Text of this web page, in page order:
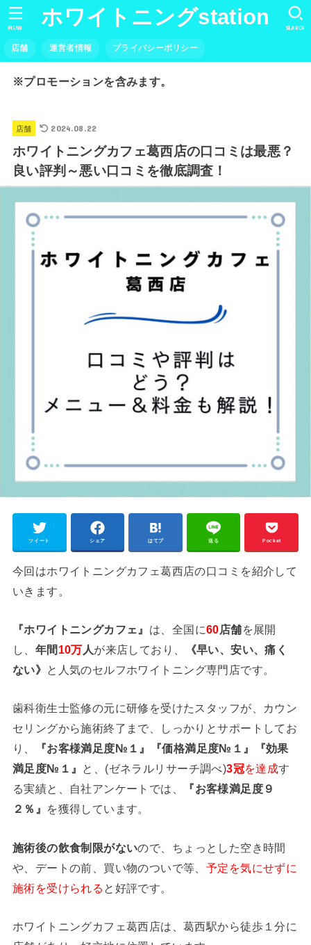
ホワイトニングstation
店舗 運営者情報 プライバシーポリシー
SEARCH
MENU
※プロモーションを含みます。
店舗 2024.08.22
ホワイトニングカフェ葛西店の口コミは最悪？
良い評判～悪い口コミを徹底調査！
ツイート シェア はてブ 送る Pocket
今回はホワイトニングカフェ葛西店の口コミを紹介して
いきます。
『ホワイトニングカフェ』 は、全国に60店舗を展開
し、 年間 10万 人が来店しており、
《早い、安い、痛く
ない》 と人気のセルフホワイトニング専門店です。
歯科衛生士監修の元に研修を受けたスタッフが、カウン
セリングから施術終了まで、しっかりとサポートしてお
り、
『お客様満足度№１』『価格満足度№１』『効果
満足度№１』 と、(ゼネラルリサーチ調べ)3冠を達成す
る実績と、自社アンケートでは、
『お客様満足度９
２％』
を獲得しています。
施術後の飲食制限がないので、ちょっとした空き時間
や、デートの前、買い物のついで等、 予定を気にせずに
施術を受けられる と好評です。
ホワイトニングカフェ葛西店は、葛西駅から徒歩１分に